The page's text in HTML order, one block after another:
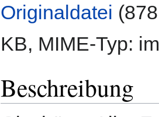
Originaldatei
KB, MIME-Typ:
Beschreibung